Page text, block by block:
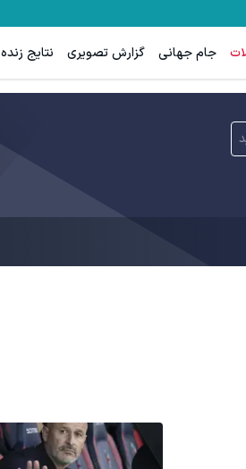
جام جهانی گزارش تصویری نتایج زنده